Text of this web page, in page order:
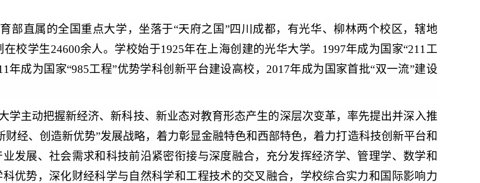
部直属的全国重点大学，坐落于“天府之国”四川成都，有光华、柳林两个校区，辖地
校学生24600余人。学校始于1925年在上海创建的光华大学。1997年成为国家“211工
年成为国家“985工程”优势学科创新平台建设高校，2017年成为国家首批“双一流”建设
学主动把握新经济、新科技、新业态对教育形态产生的深层次变革，率先提出并深入推
财经、创造新优势”发展战略，着力彰显金融特色和西部特色，着力打造科技创新平台和
业发展、社会需求和科技前沿紧密衔接与深度融合，充分发挥经济学、管理学、数学和
优势，深化财经科学与自然科学和工程技术的交叉融合，学校综合实力和国际影响力